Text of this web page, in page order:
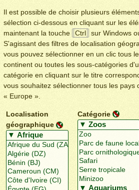
Il est possible de choisir plusieurs
sélection ci-dessous en cliquant sur les
maintenant la touche
Ctrl sur Windows
S'agissant des filtres de localisation
vous pouvez sélectionner en un clic tous
continent ou toutes les sous-catégories
catégorie en cliquant sur le titre
vous souhaitez sélectionner tous les pays
« Europe ».
Localisation
géographique
Catégorie